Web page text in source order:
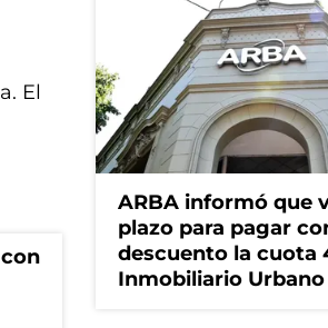
El
ARBA informó que
plazo para pagar
descuento la cuota
Inmobiliario Urbano